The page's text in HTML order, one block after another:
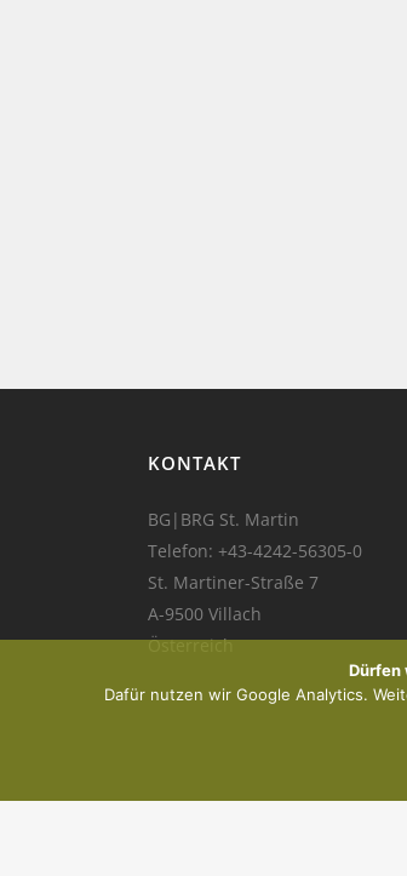
KONTAKT
BG|BRG St. Martin
Telefon: +43-4242-56305-0
St. Martiner-Straße 7
A-9500 Villach
Österreich
Dürfen
Dafür nutzen wir Google Analytics.